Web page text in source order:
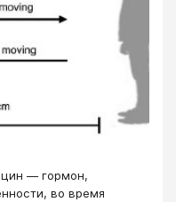
— гормон,
во время